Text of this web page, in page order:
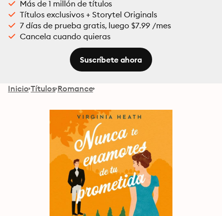
Más de 1 millón de títulos
Títulos exclusivos + Storytel Originals
7 días de prueba gratis, luego $7.99 /mes
Cancela cuando quieras
Suscríbete ahora
Inicio Títulos Romance